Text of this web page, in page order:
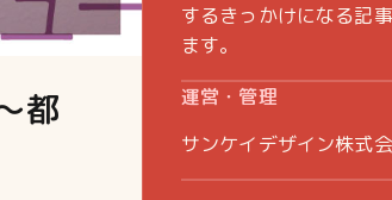
都
するきっかけになる記
ます。
運営・管理
サンケイデザイン株式